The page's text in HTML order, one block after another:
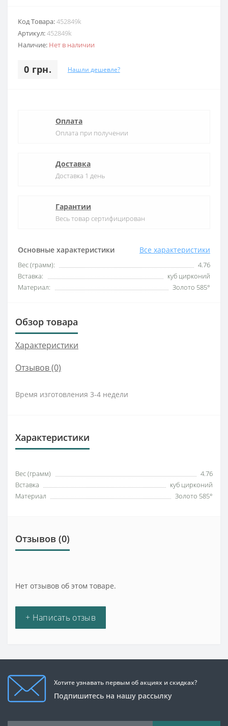
Код Товара:452849k
Артикул:452849k
Наличие: Нет в наличии
0 грн. Нашли дешевле?
Основные характеристики Все характеристики
Вес (грамм):
4.76
Вставка:
куб цирконий
Материал:
Золото 585°
Оплата
Оплата при получении
Доставка
Доставка 1 день
Гарантии
Весь товар сертифицирован
Обзор товара
Характеристики
Отзывов (0)
Время изготовления 3-4 недели
Характеристики
Вес (грамм)
4.76
Вставка
куб цирконий
Материал
Золото 585°
Отзывов (0)
Нет отзывов об этом товаре.
+ Написать отзыв
Хотите узнавать первым об акциях и скидках?
Подпишитесь на нашу рассылку